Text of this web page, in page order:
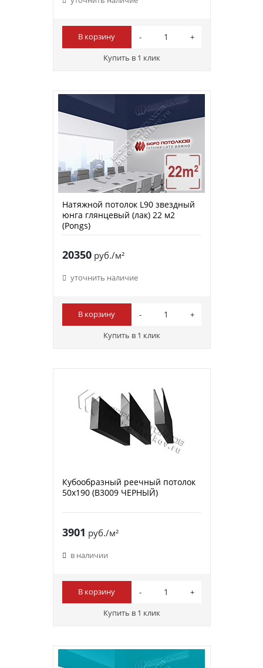
В корзину
Купить в 1 клик
Натяжной потолок L90 звездный
юнга глянцевый (лак) 22 м2
(Pongs)
20350руб./м²
уточнить наличие
В корзину
Купить в 1 клик
Кубообразный реечный потолок
50х190 (B3009 ЧЕРНЫЙ)
3901 руб./м²
в наличии
В корзину
Купить в 1 клик